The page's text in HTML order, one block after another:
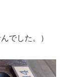
でした。）